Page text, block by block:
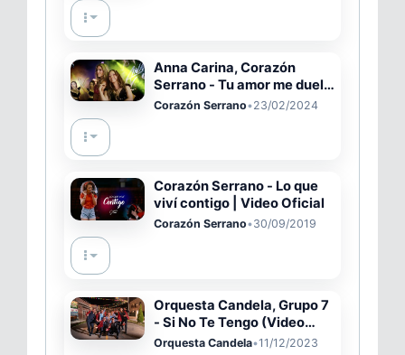
Anna Carina, Corazón
Serrano - Tu amor me duele
(Video Oficial)
Corazón Serrano•23/02/2024
Corazón Serrano - Lo que
viví contigo | Video Oficial
Corazón Serrano•30/09/2019
Orquesta Candela, Grupo 7
- Si No Te Tengo (Video
Oficial)
Orquesta Candela•11/12/2023